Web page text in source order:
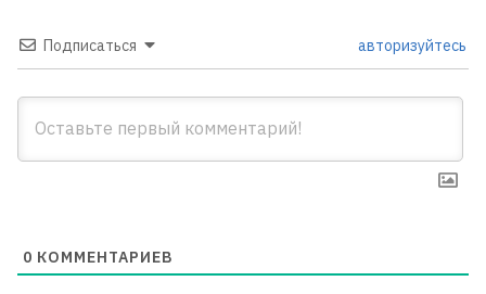
Подписаться авторизуйтесь
0 КОММЕНТАРИЕВ